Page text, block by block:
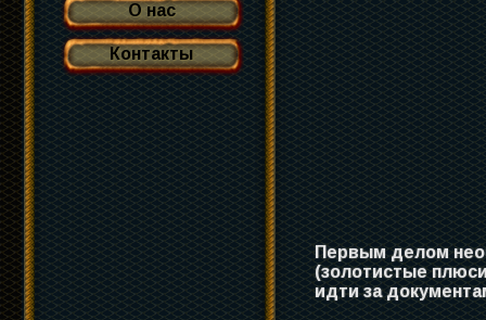
О нас
Контакты
Первым делом
(золотистые
идти за